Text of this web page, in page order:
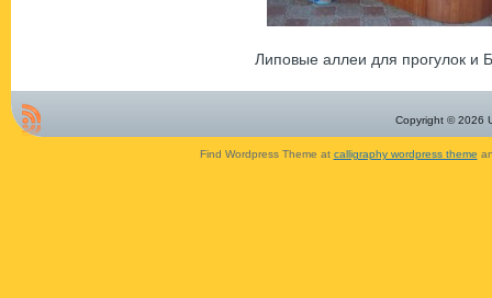
Липовые аллеи для прогулок и
Copyright © 2026
Find Wordpress Theme at calligraphy wordpress theme